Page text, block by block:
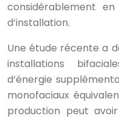
considérablement
d’installation.
Une étude récente a
installations
d’énergie
monofaciaux
production peut